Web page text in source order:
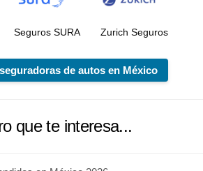
Seguros SURA Zurich Seguros
de autos en México
que te interesa...